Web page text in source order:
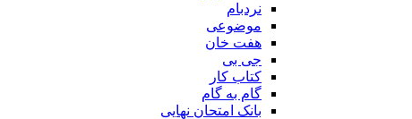
نردبام
موضوعی
هفت خان
جی بی
کتاب کار
گام به گام
بانک امتحان نهایی